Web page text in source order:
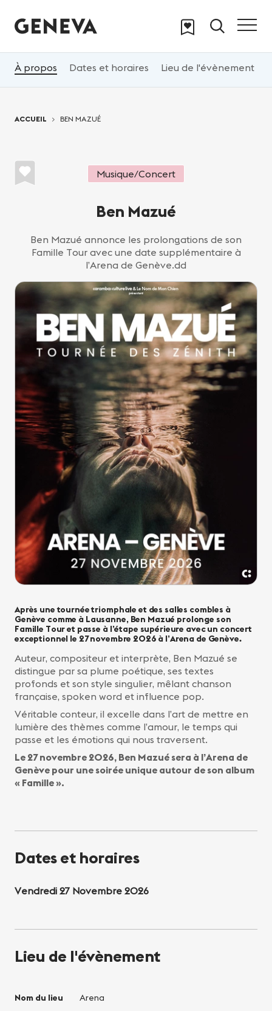
À propos Dates et horaires Lieu de l'évènement
ACCUEIL BEN MAZUÉ
Musique/Concert
Ben Mazué
Ben Mazué annonce les prolongations de son
Famille Tour avec une date supplémentaire à
l’Arena de Genève.dd
Après une tournée triomphale et des salles combles à
Genève comme à Lausanne, Ben Mazué prolonge son
Famille Tour et passe à l’étape supérieure avec un concert
exceptionnel le 27 novembre 2026 à l’Arena de Genève.
Auteur, compositeur et interprète, Ben Mazué se
distingue par sa plume poétique, ses textes
profonds et son style singulier, mêlant chanson
française, spoken word et influence pop.
Véritable conteur, il excelle dans l’art de mettre en
lumière des thèmes comme l’amour, le temps qui
passe et les émotions qui nous traversent.
Le 27 novembre 2026, Ben Mazué sera à l’Arena de
Genève pour une soirée unique autour de son album
« Famille ».
Dates et horaires
Vendredi 27 Novembre 2026
Lieu de l'évènement
Nom du lieu
Arena